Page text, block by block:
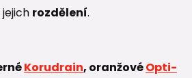
rozdělení.
Korudrain, oranžovéOpti-